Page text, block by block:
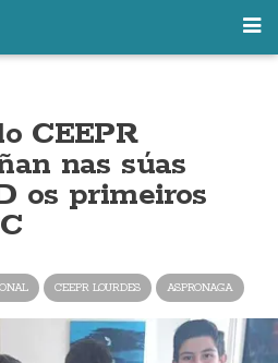
CEEPR
nas súas
os primeiros
CEEPR LOURDES ASPRONAGA